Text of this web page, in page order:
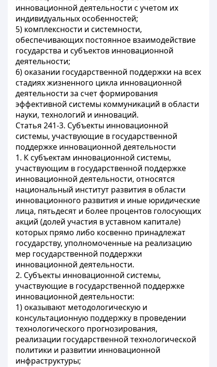
инновационной деятельности с учетом их
индивидуальных особенностей;
5) комплексности и системности,
обеспечивающих постоянное взаимодействие
государства и субъектов инновационной
деятельности;
6) оказании государственной поддержки на всех
стадиях жизненного цикла инновационной
деятельности за счет формирования
эффективной системы коммуникаций в области
науки, технологий и инноваций.
Статья 241-3. Субъекты инновационной
системы, участвующие в государственной
поддержке инновационной деятельности
1. К субъектам инновационной системы,
участвующим в государственной поддержке
инновационной деятельности, относятся
национальный институт развития в области
инновационного развития и иные юридические
лица, пятьдесят и более процентов голосующих
акций (долей участия в уставном капитале)
которых прямо либо косвенно принадлежат
государству, уполномоченные на реализацию
мер государственной поддержки
инновационной деятельности.
2. Субъекты инновационной системы,
участвующие в государственной поддержке
инновационной деятельности:
1) оказывают методологическую и
консультационную поддержку в проведении
технологического прогнозирования,
реализации государственной технологической
политики и развитии инновационной
инфраструктуры;